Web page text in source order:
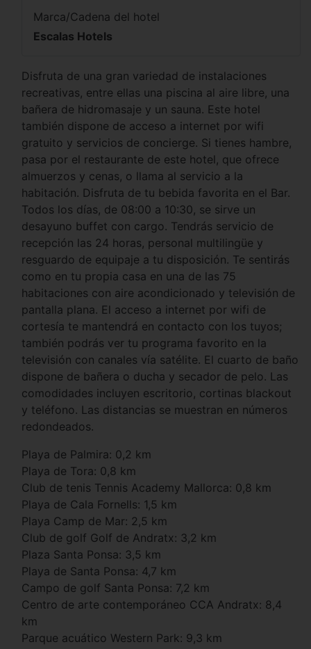
Disfruta de una gran variedad de instalaciones
recreativas, entre ellas una piscina al aire libre, una
bañera de hidromasaje y un sauna. Este hotel
también dispone de acceso a internet por wifi
gratuito y servicios de concierge. Si tienes hambre,
pasa por el restaurante de este hotel, que ofrece
almuerzos y cenas, o llama al servicio a la
habitación. Disfruta de tu bebida favorita en el Bar.
Todos los días, de 08:00 a 10:30, se sirve un
desayuno buffet con cargo. Tendrás servicio de
recepción las 24 horas, personal multilingüe y
resguardo de equipaje a tu disposición. Te sentirás
como en tu propia casa en una de las 75
habitaciones con aire acondicionado y televisión de
pantalla plana. El acceso a internet por wifi de
cortesía te mantendrá en contacto con los tuyos;
también podrás ver tu programa favorito en la
televisión con canales vía satélite. El cuarto de baño
dispone de bañera o ducha y secador de pelo. Las
comodidades incluyen escritorio, cortinas blackout
y teléfono. Las distancias se muestran en números
redondeados.
Playa de Palmira: 0,2 km
Playa de Tora: 0,8 km
Club de tenis Tennis Academy Mallorca: 0,8 km
Playa de Cala Fornells: 1,5 km
Playa Camp de Mar: 2,5 km
Club de golf Golf de Andratx: 3,2 km
Plaza Santa Ponsa: 3,5 km
Playa de Santa Ponsa: 4,7 km
Campo de golf Santa Ponsa: 7,2 km
Centro de arte contemporáneo CCA Andratx: 8,4
km
Parque acuático Western Park: 9,3 km
Marca/Cadena del hotel
Escalas Hotels